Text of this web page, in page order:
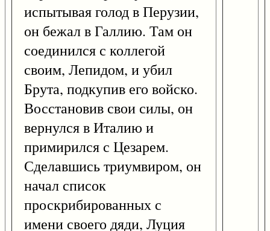
испытывая голод в Перузии,
он бежал в Галлию. Там он
соединился с коллегой
своим, Лепидом, и убил
Брута, подкупив его войско.
Восстановив свои силы, он
вернулся в Италию и
примирился с Цезарем.
Сделавшись триумвиром, он
начал список
проскрибированных с
имени своего дяди, Луция